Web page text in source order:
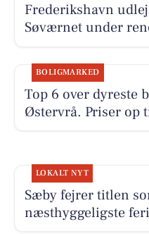
Frederikshavn
Søværnet under
BOLIGMARKED
Top 6 over dyreste
Østervrå. Priser op
LOKALT NYT
Sæby fejrer titlen
næsthyggeligste